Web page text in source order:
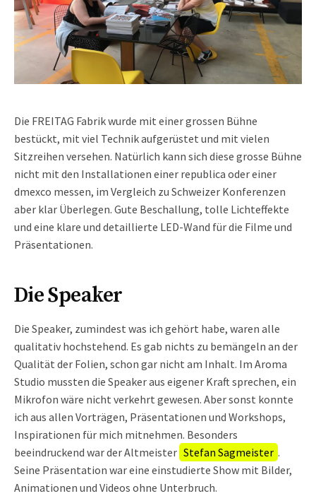
Die FREITAG Fabrik wurde mit einer grossen Bühne
bestückt, mit viel Technik aufgerüstet und mit vielen
Sitzreihen versehen. Natürlich kann sich diese grosse Bühne
nicht mit den Installationen einer republica oder einer
dmexco messen, im Vergleich zu Schweizer Konferenzen
aber klar Überlegen. Gute Beschallung, tolle Lichteffekte
und eine klare und detaillierte LED-Wand für die Filme und
Präsentationen.
Die Speaker
Die Speaker, zumindest was ich gehört habe, waren alle
qualitativ hochstehend. Es gab nichts zu bemängeln an der
Qualität der Folien, schon gar nicht am Inhalt. Im Aroma
Studio mussten die Speaker aus eigener Kraft sprechen, ein
Mikrofon wäre nicht verkehrt gewesen. Aber sonst konnte
ich aus allen Vorträgen, Präsentationen und Workshops,
Inspirationen für mich mitnehmen. Besonders
beeindruckend war der Altmeister Stefan Sagmeister .
Seine Präsentation war eine einstudierte Show mit Bilder,
Animationen und Videos ohne Unterbruch.